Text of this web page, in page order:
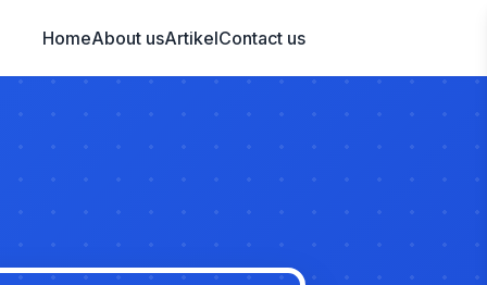
HomeAbout usArtikelContact us